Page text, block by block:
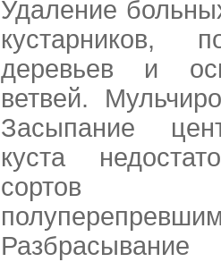
Удаление
кустарников,
деревьев и
ветвей.
Засыпание
куста
сортов